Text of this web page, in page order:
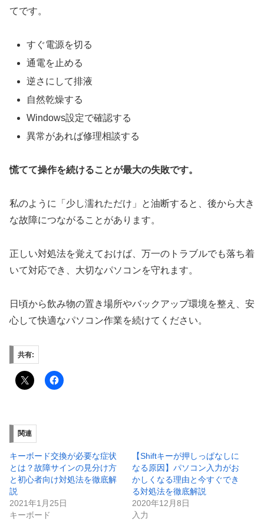
てです。
すぐ電源を切る
通電を止める
逆さにして排液
自然乾燥する
Windows設定で確認する
異常があれば修理相談する
慌てて操作を続けることが最大の失敗です。
私のように「少し濡れただけ」と油断すると、後から大き
な故障につながることがあります。
正しい対処法を覚えておけば、万一のトラブルでも落ち着
いて対応でき、大切なパソコンを守れます。
日頃から飲み物の置き場所やバックアップ環境を整え、安
心して快適なパソコン作業を続けてください。
共有:
関連
キーボード交換が必要な症状
とは？故障サインの見分け方
と初心者向け対処法を徹底解
説
2021年1月25日
キーボード
【Shiftキーが押しっぱなしに
なる原因】パソコン入力がお
かしくなる理由と今すぐでき
る対処法を徹底解説
2020年12月8日
入力